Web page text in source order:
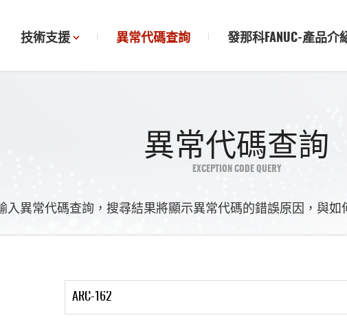
技術支援 異常代碼查詢 發那科FANUC-產品介
異常代碼查詢
EXCEPTION CODE QUERY
入異常代碼查詢，搜尋結果將顯示異常代碼的錯誤原因，與如